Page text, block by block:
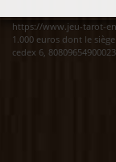
https://www.jeu-tarot-
1.000 euros dont le
cedex 6,